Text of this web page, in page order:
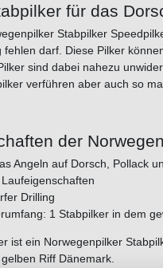
für das
Stabpilker
fehlen darf. Diese Pilker
sind dabei nahezu
verführen aber auch so
der
Angeln auf Dorsch, Pollack
Drilling
1 Stabpilker in dem
ist ein Norwegenpilker
Riff Dänemark.